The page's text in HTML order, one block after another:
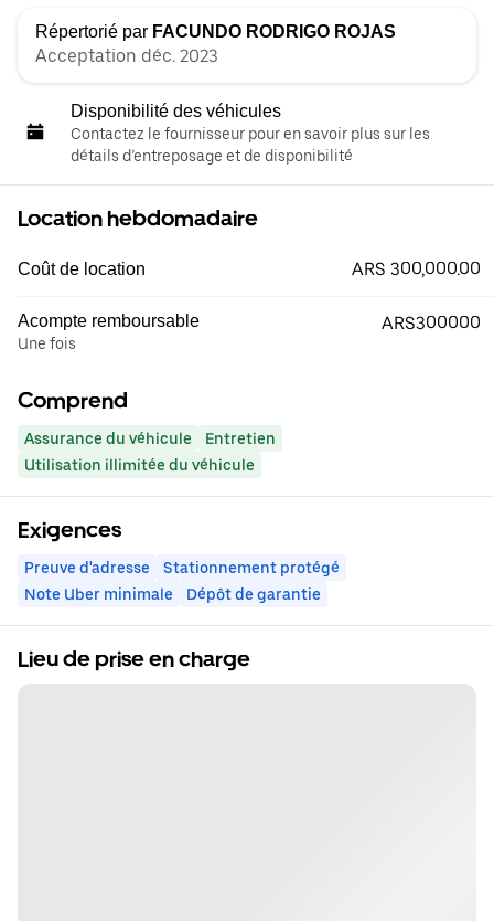
Répertorié par FACUNDO RODRIGO ROJAS
Acceptation déc. 2023
Disponibilité des véhicules
Contactez le fournisseur pour en savoir plus sur les
détails d’entreposage et de disponibilité
Location hebdomadaire
Coût de location ARS 300,000.00
Acompte remboursable
Une fois
ARS300000
Comprend
Assurance du véhicule
Entretien
Utilisation illimitée du véhicule
Exigences
Preuve d'adresse
Stationnement protégé
Note Uber minimale
Dépôt de garantie
Lieu de prise en charge